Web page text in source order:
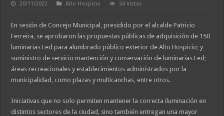
20/11/2022 Alto Hospicio 54 Vistas
En sesión de Concejo Municipal, presidido por el alcalde Patricio
Ferreira, se aprobaron las propuestas públicas de adquisición de 150
luminarias Led para alumbrado público exterior de Alto Hospicio; y
suministro de servicio mantención y conservación de luminarias Led;
áreas recreacionales y establecimientos administrados por la
municipalidad, como plazas y multicanchas, entre otros.
Iniciativas que no solo permiten mantener la correcta iluminación en
distintos sectores de la ciudad, sino también entregan una mayor